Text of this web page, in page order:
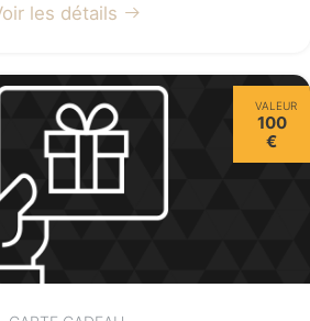
les détails
VALEUR
100
€